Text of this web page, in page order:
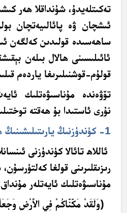
تەكىتلەيدۇ، شۇنداقلا ھەر
ئىشچان ۋە پائالىيەتچان
ساھەسىدە قولىدىن كەلگەن
ئائىلىسىنى ھالال بىلەن
قولۇم-قوشنىلىرىغا ياردەم
تۆۋەندە مۇناسىۋەتلىك
نۇرى ئاستىدا بۇ ھەقتە
1- كۈندۈزنىڭ يارىتىلىشىنىڭ ھېكمىتى
ئاللاھ تائالا كۈندۈزنى
رىزىقلىرىنى قولغا
مۇناسىۋەتلىك ئايەتلەر
﴿ولقد مكناكم في الرْضِ وجع